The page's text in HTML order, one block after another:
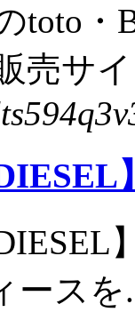
toto・
売サ
ースを